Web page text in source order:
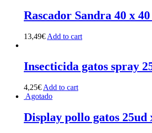
Rascador Sandra 40 x
13,49€ Add to cart
Insecticida gatos spray
4,25€ Add to cart
Agotado
Display pollo gatos 25ud